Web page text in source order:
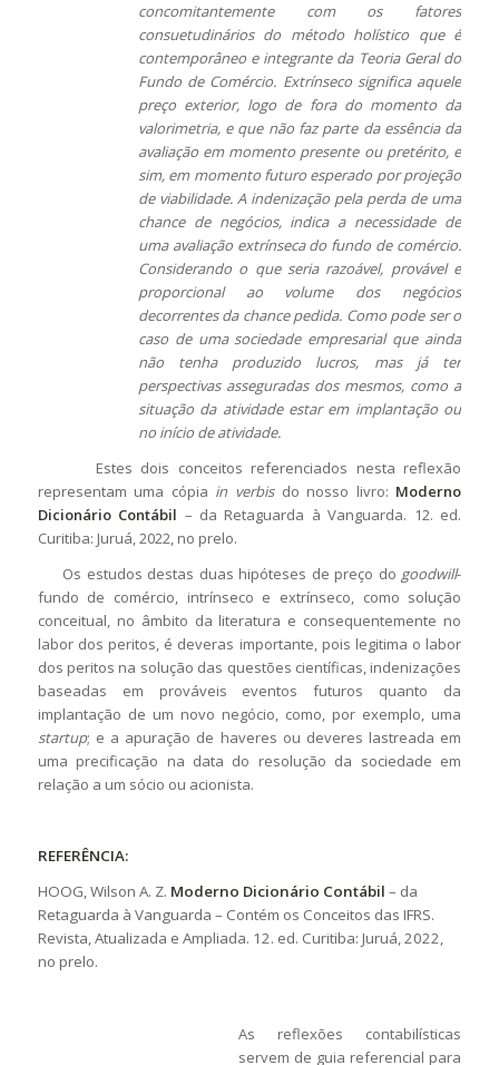
concomitantemente com os fatores
consuetudinários do método holístico que é
contemporâneo e integrante da Teoria Geral do
Fundo de Comércio. Extrínseco significa aquele
preço exterior, logo de fora do momento da
valorimetria, e que não faz parte da essência da
avaliação em momento presente ou pretérito, e
sim, em momento futuro esperado por projeção
de viabilidade. A indenização pela perda de uma
chance de negócios, indica a necessidade de
uma avaliação extrínseca do fundo de comércio.
Considerando o que seria razoável, provável e
proporcional ao volume dos negócios
decorrentes da chance pedida. Como pode ser o
caso de uma sociedade empresarial que ainda
não tenha produzido lucros, mas já ter
perspectivas asseguradas dos mesmos, como a
situação da atividade estar em implantação ou
no início de atividade.
Estes dois conceitos referenciados nesta reflexão
representam uma cópia in verbisdo nosso livro: Moderno
Dicionário Contábil – da Retaguarda à Vanguarda. 12. ed.
Curitiba: Juruá, 2022, no prelo.
Os estudos destas duas hipóteses de preço do goodwill-
fundo de comércio, intrínseco e extrínseco, como solução
conceitual, no âmbito da literatura e consequentemente no
labor dos peritos, é deveras importante, pois legitima o labor
dos peritos na solução das questões científicas, indenizações
baseadas em prováveis eventos futuros quanto da
implantação de um novo negócio, como, por exemplo, uma
startup; e a apuração de haveres ou deveres lastreada em
uma precificação na data do resolução da sociedade em
relação a um sócio ou acionista.
REFERÊNCIA:
HOOG, Wilson A. Z. Moderno Dicionário Contábil – da
Retaguarda à Vanguarda – Contém os Conceitos das IFRS.
Revista, Atualizada e Ampliada. 12. ed. Curitiba: Juruá, 2022,
no prelo.
As reflexões contabilísticas
servem de guia referencial para